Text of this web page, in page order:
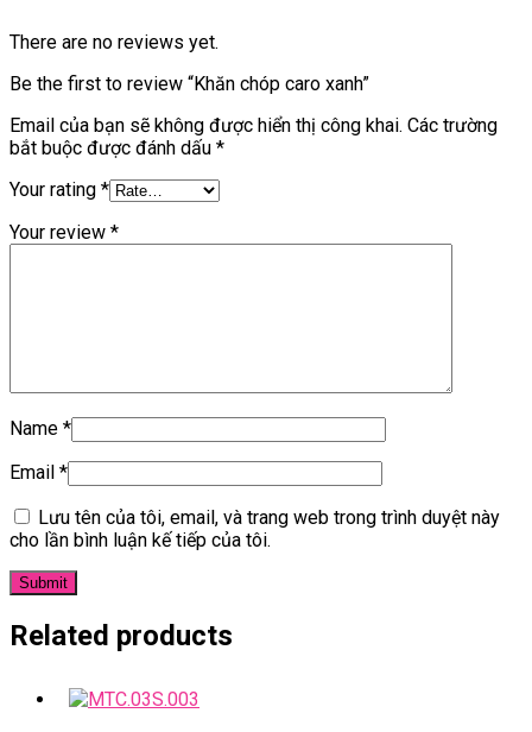
There are no reviews yet.
Be the first to review “Khăn chóp caro xanh”
Email của bạn sẽ không được hiển thị công khai. Các trường
bắt buộc được đánh dấu *
Your rating *
Your review *
Name *
Email *
Lưu tên của tôi, email, và trang web trong trình duyệt này
cho lần bình luận kế tiếp của tôi.
Related products